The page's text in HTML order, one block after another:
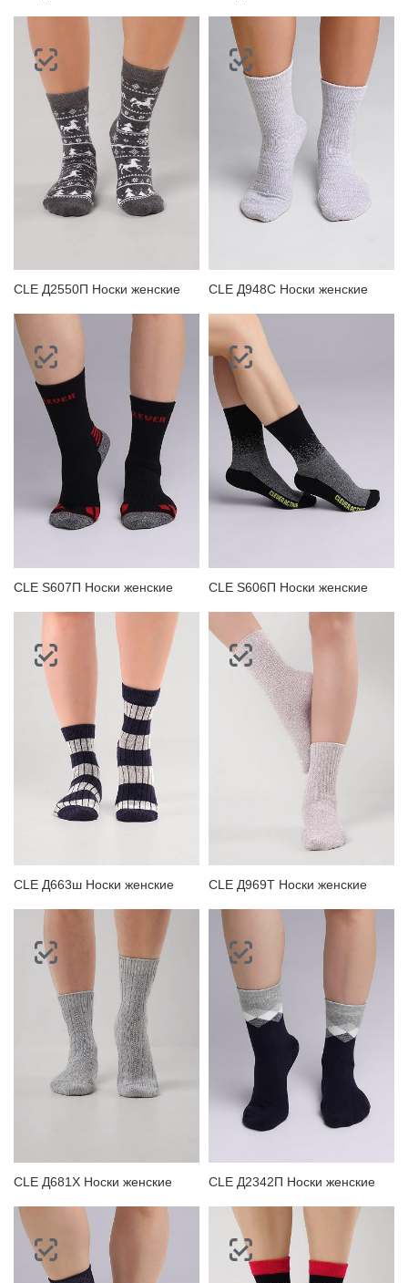
CLE Д2550П Носки женские CLE Д948С Носки женские
CLE S607П Носки женские CLE S606П Носки женские
CLE Д663ш Носки женские CLE Д969Т Носки женские
CLE Д681Х Носки женские CLE Д2342П Носки женские